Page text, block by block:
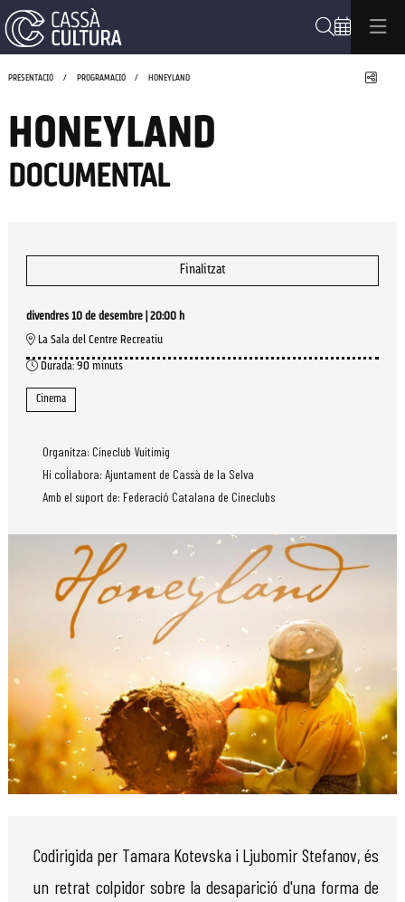
PRESENTACIÓ PROGRAMACIÓ HONEYLAND
HONEYLAND
DOCUMENTAL
Finalitzat
divendres 10 de desembre
20:00 h
La Sala del Centre Recreatiu
Durada: 90 minuts
Cinema
Organitza: Cineclub Vuitimig
Hi col·labora: Ajuntament de Cassà de la Selva
Amb el suport de: Federació Catalana de Cineclubs
Codirigida per Tamara Kotevska i Ljubomir Stefanov, és
un retrat colpidor sobre la desaparició d'una forma de